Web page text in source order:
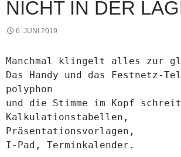
NICHT IN DER
6. JUNI 2019
Manchmal klingelt alles zur
Das Handy und das Festnetz-
polyphon
und die Stimme im Kopf
Kalkulationstabellen,
Präsentationsvorlagen,
I-Pad, Terminkalender.